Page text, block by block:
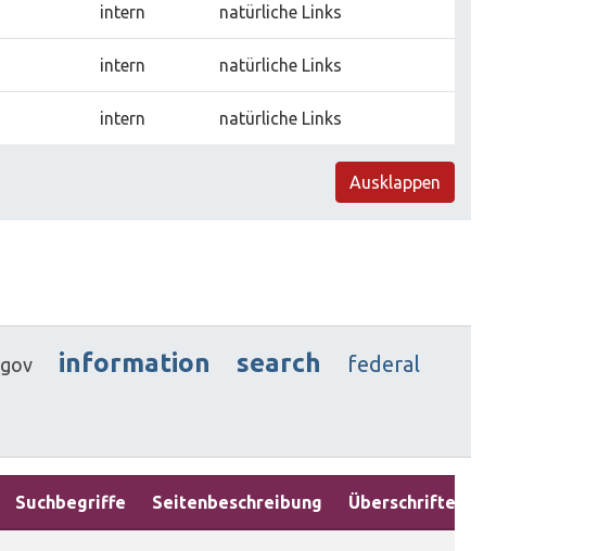
intern natürliche Links
intern natürliche Links
intern natürliche Links
Ausklappen
gov information search federal
Suchbegriffe Seitenbeschreibung Überschriften